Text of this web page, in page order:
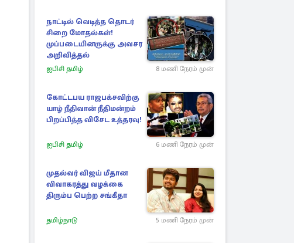
நாட்டில் வெடித்த தொடர்
சிறை மோதல்கள்!
முப்படையினருக்கு அவசர
அறிவித்தல்
ஐபிசி தமிழ் 8 மணி நேரம் முன்
கோட்டபய ராஜபக்சவிற்கு
யாழ் நீதிவான் நீதிமன்றம்
பிறப்பித்த விசேட உத்தரவு!
ஐபிசி தமிழ் 6 மணி நேரம் முன்
முதல்வர் விஜய் மீதான
விவாகரத்து வழக்கை
திரும்ப பெற்ற சங்கீதா
தமிழ்நாடு 5 மணி நேரம் முன்